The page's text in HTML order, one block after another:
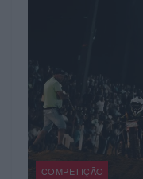
COMPETIÇÃO